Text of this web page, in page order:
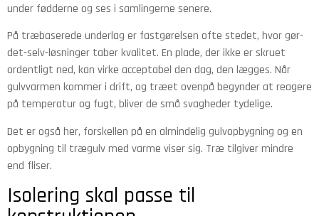
under fødderne og ses i samlingerne senere.
På træbaserede underlag er fastgørelsen ofte stedet, hvor gør-
det-selv-løsninger taber kvalitet. En plade, der ikke er skruet
ordentligt ned, kan virke acceptabel den dag, den lægges. Når
gulvvarmen kommer i drift, og træet ovenpå begynder at reagere
på temperatur og fugt, bliver de små svagheder tydelige.
Det er også her, forskellen på en almindelig gulvopbygning og en
opbygning til trægulv med varme viser sig. Træ tilgiver mindre
end fliser.
Isolering skal passe til